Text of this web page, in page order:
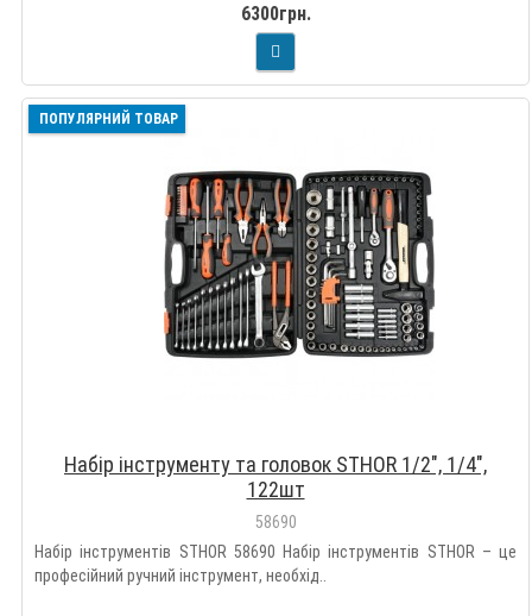
6300грн.
ПОПУЛЯРНИЙ ТОВАР
Набір інструменту та головок STHOR 1/2", 1/4",
122шт
58690
Набір інструментів STHOR 58690 Набір інструментів STHOR – це
професійний ручний інструмент, необхід..